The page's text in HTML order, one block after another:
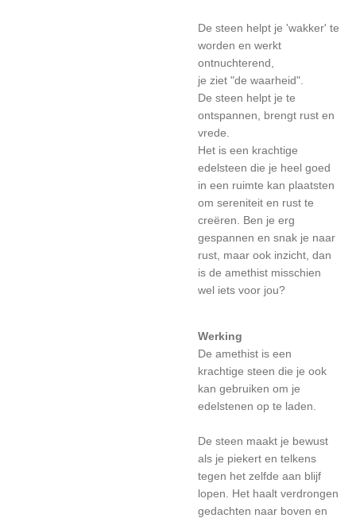
De steen helpt je 'wakker' te
worden en werkt
ontnuchterend,
je ziet "de waarheid".
De steen helpt je te
ontspannen, brengt rust en
vrede.
Het is een krachtige
edelsteen die je heel goed
in een ruimte kan plaatsten
om sereniteit en rust te
creëren. Ben je erg
gespannen en snak je naar
rust, maar ook inzicht, dan
is de amethist misschien
wel iets voor jou?
Werking
De amethist is een
krachtige steen die je ook
kan gebruiken om je
edelstenen op te laden.
De steen maakt je bewust
als je piekert en telkens
tegen het zelfde aan blijf
lopen. Het haalt verdrongen
gedachten naar boven en